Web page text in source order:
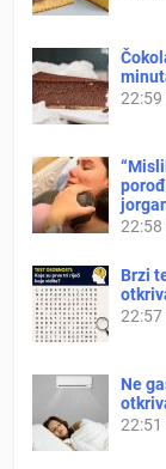
22:59
22:58
Brzi
22:57
Ne
22:51